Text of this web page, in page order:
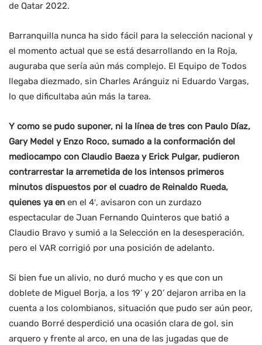
de Qatar 2022.
Barranquilla nunca ha sido fácil para la selección nacional y
el momento actual que se está desarrollando en la Roja,
auguraba que sería aún más complejo. El Equipo de Todos
llegaba diezmado, sin Charles Aránguiz ni Eduardo Vargas,
lo que dificultaba aún más la tarea.
Y como se pudo suponer, ni la línea de tres con Paulo Díaz,
Gary Medel y Enzo Roco, sumado a la conformación del
mediocampo con Claudio Baeza y Erick Pulgar, pudieron
contrarrestar la arremetida de los intensos primeros
minutos dispuestos por el cuadro de Reinaldo Rueda,
quienes ya en en el 4′, avisaron con un zurdazo
espectacular de Juan Fernando Quinteros que batió a
Claudio Bravo y sumió a la Selección en la desesperación,
pero el VAR corrigió por una posición de adelanto.
Si bien fue un alivio, no duró mucho y es que con un
doblete de Miguel Borja, a los 19’ y 20’ dejaron arriba en la
cuenta a los colombianos, situación que pudo ser aún peor,
cuando Borré desperdició una ocasión clara de gol, sin
arquero y frente al arco, en una de las jugadas que de